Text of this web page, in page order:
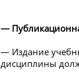
—
— Издание
дисциплины